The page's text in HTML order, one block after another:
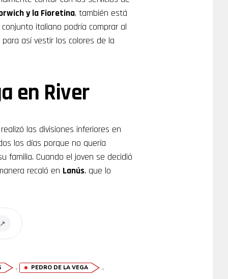
y la Fioretina, también está
italiano podría comprar al
para así vestir los colores de la
en River
las divisiones inferiores en
los días porque no quería
familia. Cuando el joven se decidió
recaló en Lanús, que lo
↗
, PEDRO DE LA VEGA ,